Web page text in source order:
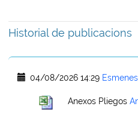
Historial de publicacions
04/08/2026 14:29
Anexos Pliegos